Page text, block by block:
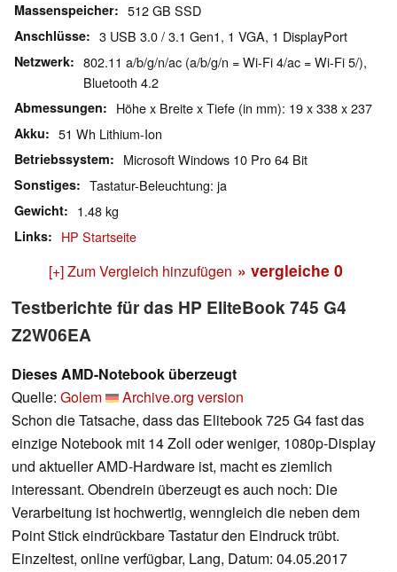
Massenspeicher 512 GB SSD
Anschlüsse 3 USB 3.0 / 3.1 Gen1, 1 VGA, 1 DisplayPort
Netzwerk
802.11 a/b/g/n/ac (a/b/g/n = Wi-Fi 4/ac = Wi-Fi 5/),
Bluetooth 4.2
Abmessungen Höhe x Breite x Tiefe (in mm): 19 x 338 x 237
Akku 51 Wh Lithium-Ion
Betriebssystem Microsoft Windows 10 Pro 64 Bit
Sonstiges Tastatur-Beleuchtung: ja
Gewicht 1.48 kg
Links HP Startseite
[+] Zum Vergleich hinzufügen » vergleiche 0
Testberichte für das HP EliteBook 745 G4
Z2W06EA
Dieses AMD-Notebook überzeugt
Quelle: Golem
Archive.org version
Schon die Tatsache, dass das Elitebook 725 G4 fast das
einzige Notebook mit 14 Zoll oder weniger, 1080p-Display
und aktueller AMD-Hardware ist, macht es ziemlich
interessant. Obendrein überzeugt es auch noch: Die
Verarbeitung ist hochwertig, wenngleich die neben dem
Point Stick eindrückbare Tastatur den Eindruck trübt.
Einzeltest, online verfügbar, Lang, Datum: 04.05.2017